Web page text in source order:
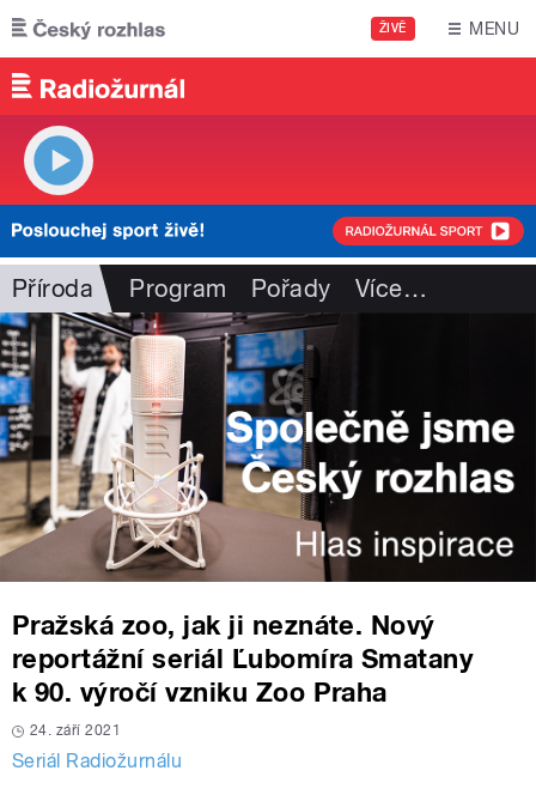
Přejít k hlavnímu obsahu
ŽIVĚ MENU
Příroda Program Pořady Více…
Pražská zoo, jak ji neznáte. Nový
reportážní seriál Ľubomíra Smatany
k 90. výročí vzniku Zoo Praha
24. září 2021
Seriál Radiožurnálu